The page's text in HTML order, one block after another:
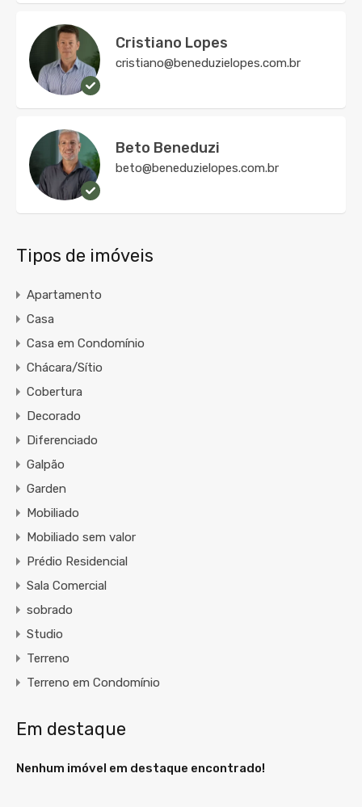
Cristiano Lopes
cristiano@beneduzielopes.com.br
Beto Beneduzi
beto@beneduzielopes.com.br
Tipos de imóveis
Apartamento
Casa
Casa em Condomínio
Chácara/Sítio
Cobertura
Decorado
Diferenciado
Galpão
Garden
Mobiliado
Mobiliado sem valor
Prédio Residencial
Sala Comercial
sobrado
Studio
Terreno
Terreno em Condomínio
Em destaque
Nenhum imóvel em destaque encontrado!